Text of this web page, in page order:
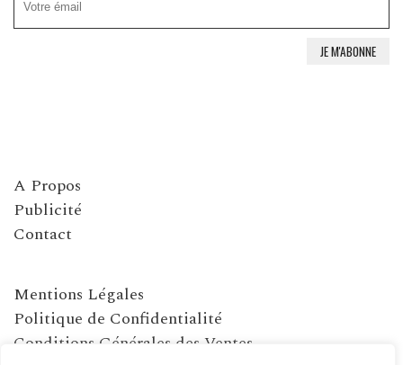
A Propos
Publicité
Contact
Mentions Légales
Politique de Confidentialité
Conditions Générales des Ventes